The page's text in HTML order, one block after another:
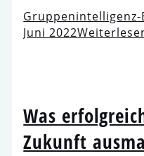
Juni 2022
Was
Zukunft